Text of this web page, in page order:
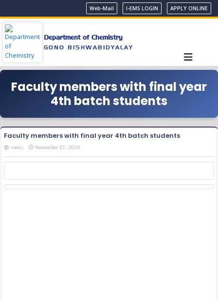
Web-Mail I-EMS LOGIN APPLY ONLINE
Department of Chemistry
GONO BISHWABIDYALAY
Faculty members with final year
4th batch students
Faculty members with final year 4th batch students
views November 27, 2024